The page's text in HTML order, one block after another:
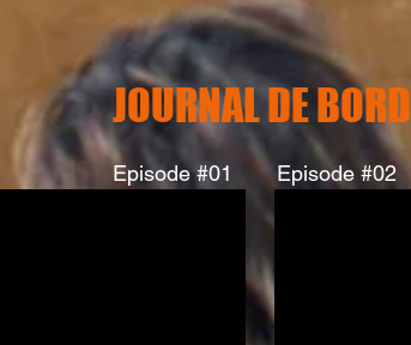
JOURNAL DE BORD
Episode #01 Episode #02